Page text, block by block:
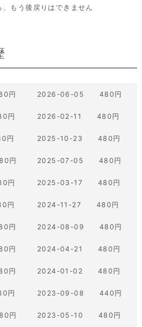
もう後戻りはできません
円 2026-06-05 480円
円 2026-02-11 480円
円 2025-10-23 480円
円 2025-07-05 480円
円 2025-03-17 480円
円 2024-11-27 480円
円 2024-08-09 480円
円 2024-04-21 480円
円 2024-01-02 480円
円 2023-09-08 440円
円 2023-05-10 480円